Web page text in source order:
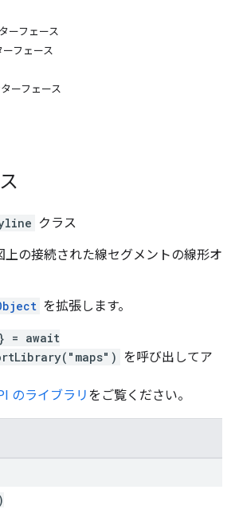
ーフェース
フェース
ーフェース
クラス
上の接続された線セグメントの線形オ
を拡張します。
= await
を呼び出してア
のライブラリ をご覧ください。